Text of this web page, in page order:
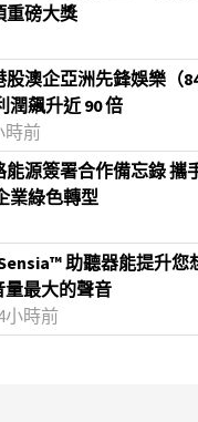
重磅大獎
股澳企亞洲先鋒娛樂（
潤飆升近 90 倍
時前
源簽署合作備忘錄 攜
業綠色轉型
助聽器能提升您
量最大的聲音
小時前